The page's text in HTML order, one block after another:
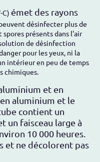
C) émet des rayons
désinfecter plus de
présents dans l'air
de désinfection
pour les yeux, ni la
intérieur en peu de temps
chimiques.
et en
aluminium et le
contient un
un faisceau large à
10 000 heures.
et ne décolorent pas